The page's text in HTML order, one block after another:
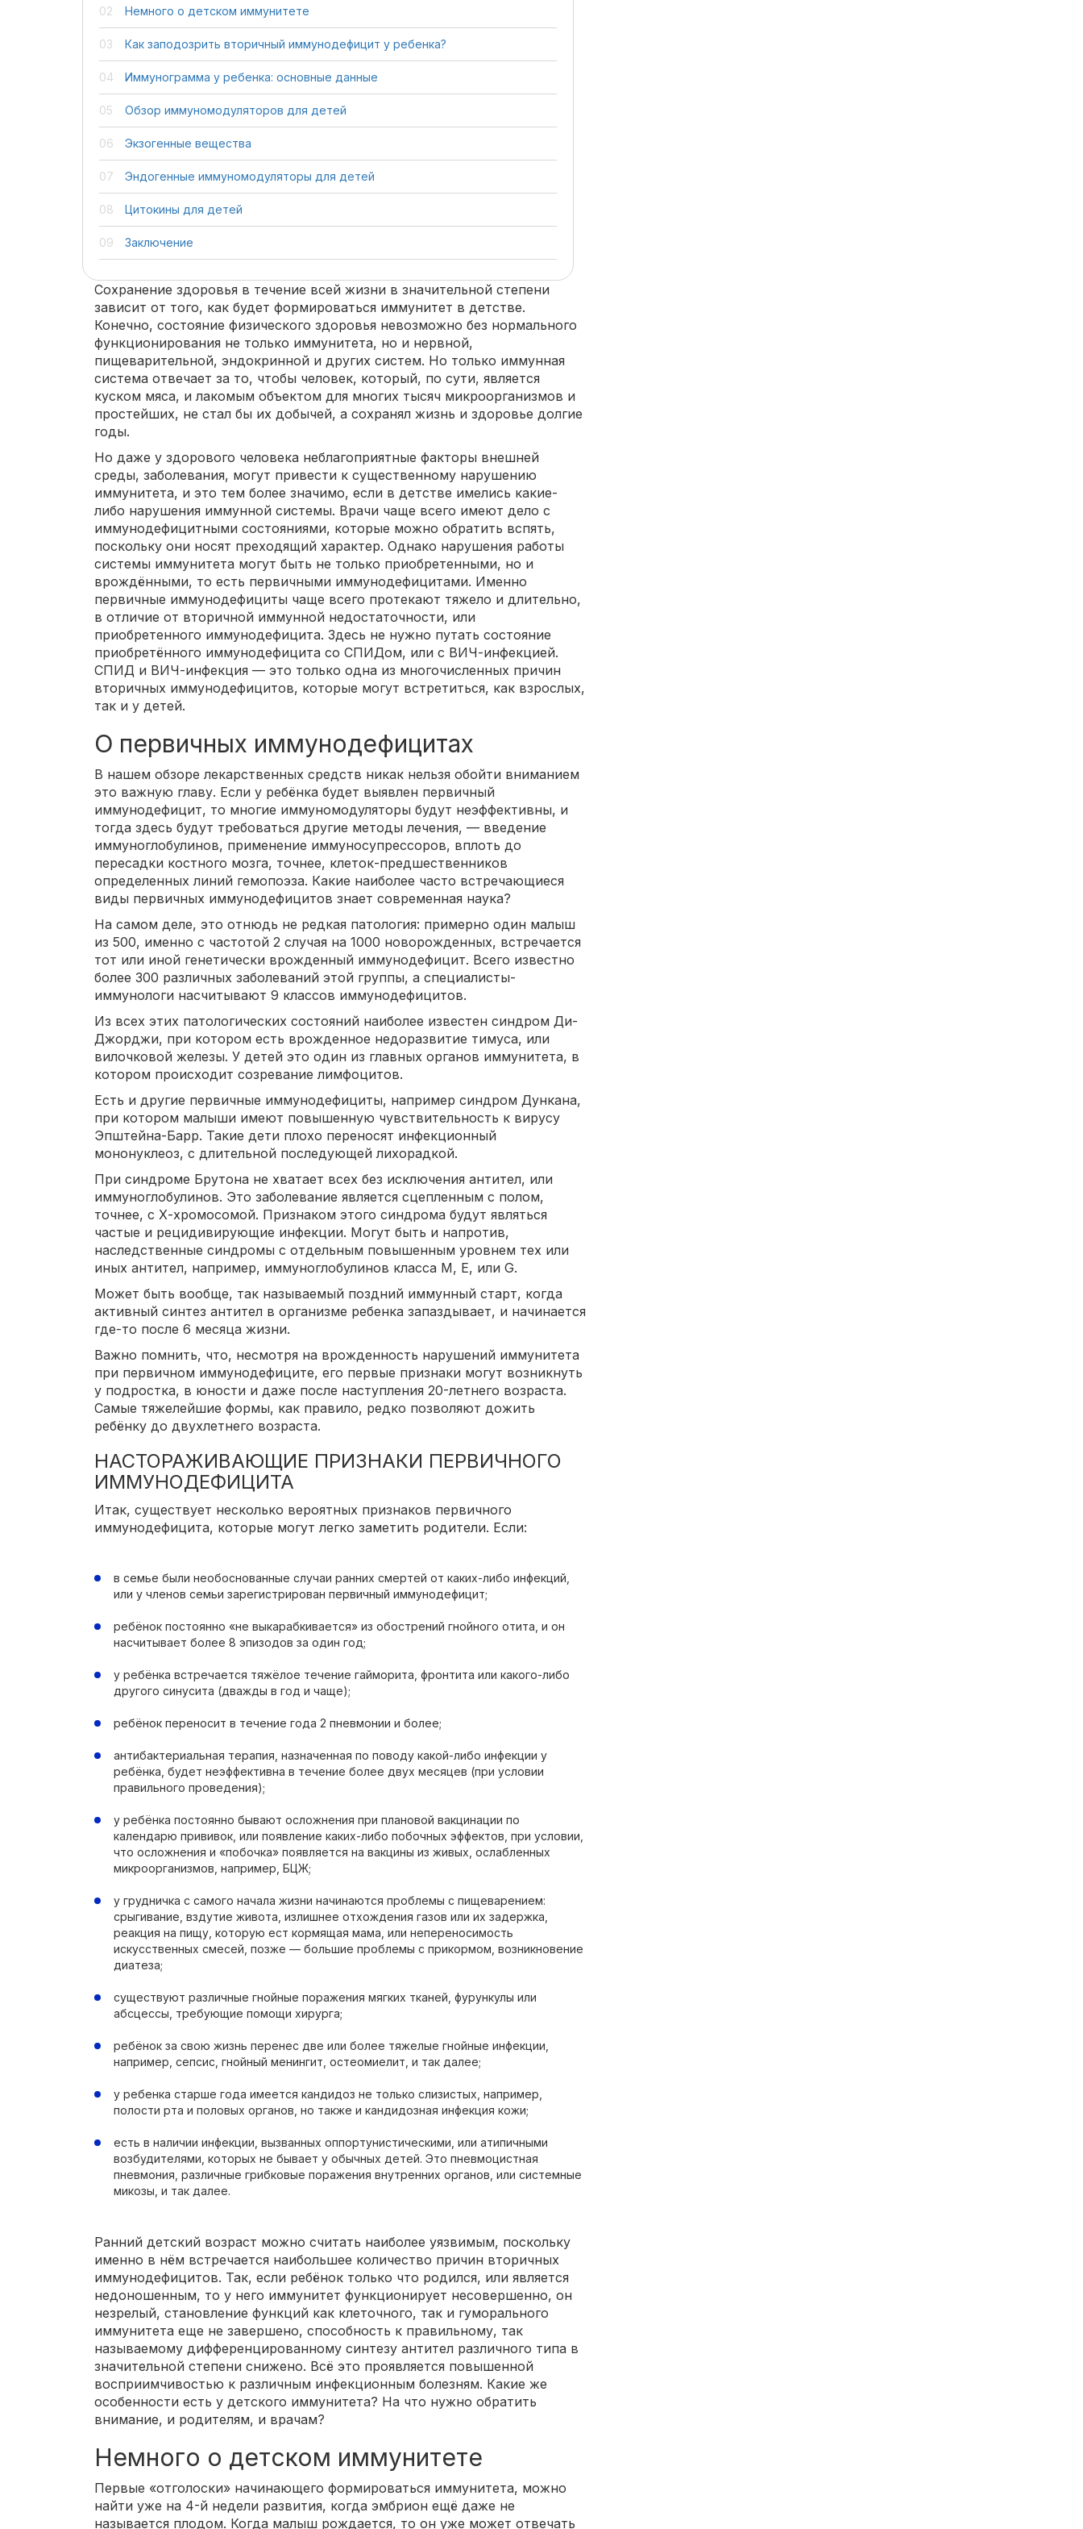
Немного о детском иммунитете
Как заподозрить вторичный иммунодефицит у ребенка?
Иммунограмма у ребенка: основные данные
Обзор иммуномодуляторов для детей
Экзогенные вещества
Эндогенные иммуномодуляторы для детей
Цитокины для детей
Заключение
Сохранение здоровья в течение всей жизни в значительной степени
зависит от того, как будет формироваться иммунитет в детстве.
Конечно, состояние физического здоровья невозможно без нормального
функционирования не только иммунитета, но и нервной,
пищеварительной, эндокринной и других систем. Но только иммунная
система отвечает за то, чтобы человек, который, по сути, является
куском мяса, и лакомым объектом для многих тысяч микроорганизмов и
простейших, не стал бы их добычей, а сохранял жизнь и здоровье долгие
годы.
Но даже у здорового человека неблагоприятные факторы внешней
среды, заболевания, могут привести к существенному нарушению
иммунитета, и это тем более значимо, если в детстве имелись какие-
либо нарушения иммунной системы. Врачи чаще всего имеют дело с
иммунодефицитными состояниями, которые можно обратить вспять,
поскольку они носят преходящий характер. Однако нарушения работы
системы иммунитета могут быть не только приобретенными, но и
врождёнными, то есть первичными иммунодефицитами. Именно
первичные иммунодефициты чаще всего протекают тяжело и длительно,
в отличие от вторичной иммунной недостаточности, или
приобретенного иммунодефицита. Здесь не нужно путать состояние
приобретённого иммунодефицита со СПИДом, или с ВИЧ-инфекцией.
СПИД и ВИЧ-инфекция — это только одна из многочисленных причин
вторичных иммунодефицитов, которые могут встретиться, как взрослых,
так и у детей.
О первичных иммунодефицитах
В нашем обзоре лекарственных средств никак нельзя обойти вниманием
это важную главу. Если у ребёнка будет выявлен первичный
иммунодефицит, то многие иммуномодуляторы будут неэффективны, и
тогда здесь будут требоваться другие методы лечения, — введение
иммуноглобулинов, применение иммуносупрессоров, вплоть до
пересадки костного мозга, точнее, клеток-предшественников
определенных линий гемопоэза. Какие наиболее часто встречающиеся
виды первичных иммунодефицитов знает современная наука?
На самом деле, это отнюдь не редкая патология: примерно один малыш
из 500, именно с частотой 2 случая на 1000 новорожденных, встречается
тот или иной генетически врожденный иммунодефицит. Всего известно
более 300 различных заболеваний этой группы, а специалисты-
иммунологи насчитывают 9 классов иммунодефицитов.
Из всех этих патологических состояний наиболее известен синдром Ди-
Джорджи, при котором есть врожденное недоразвитие тимуса, или
вилочковой железы. У детей это один из главных органов иммунитета, в
котором происходит созревание лимфоцитов.
Есть и другие первичные иммунодефициты, например синдром Дункана,
при котором малыши имеют повышенную чувствительность к вирусу
Эпштейна-Барр. Такие дети плохо переносят инфекционный
мононуклеоз, с длительной последующей лихорадкой.
При синдроме Брутона не хватает всех без исключения антител, или
иммуноглобулинов. Это заболевание является сцепленным с полом,
точнее, с Х-хромосомой. Признаком этого синдрома будут являться
частые и рецидивирующие инфекции. Могут быть и напротив,
наследственные синдромы с отдельным повышенным уровнем тех или
иных антител, например, иммуноглобулинов класса М, Е, или G.
Может быть вообще, так называемый поздний иммунный старт, когда
активный синтез антител в организме ребенка запаздывает, и начинается
где-то после 6 месяца жизни.
Важно помнить, что, несмотря на врожденность нарушений иммунитета
при первичном иммунодефиците, его первые признаки могут возникнуть
у подростка, в юности и даже после наступления 20-летнего возраста.
Самые тяжелейшие формы, как правило, редко позволяют дожить
ребёнку до двухлетнего возраста.
НАСТОРАЖИВАЮЩИЕ ПРИЗНАКИ ПЕРВИЧНОГО
ИММУНОДЕФИЦИТА
Итак, существует несколько вероятных признаков первичного
иммунодефицита, которые могут легко заметить родители. Если:
в семье были необоснованные случаи ранних смертей от каких-либо инфекций,
или у членов семьи зарегистрирован первичный иммунодефицит;
ребёнок постоянно «не выкарабкивается» из обострений гнойного отита, и он
насчитывает более 8 эпизодов за один год;
у ребёнка встречается тяжёлое течение гайморита, фронтита или какого-либо
другого синусита (дважды в год и чаще);
ребёнок переносит в течение года 2 пневмонии и более;
антибактериальная терапия, назначенная по поводу какой-либо инфекции у
ребёнка, будет неэффективна в течение более двух месяцев (при условии
правильного проведения);
у ребёнка постоянно бывают осложнения при плановой вакцинации по
календарю прививок, или появление каких-либо побочных эффектов, при условии,
что осложнения и «побочка» появляется на вакцины из живых, ослабленных
микроорганизмов, например, БЦЖ;
у грудничка с самого начала жизни начинаются проблемы с пищеварением:
срыгивание, вздутие живота, излишнее отхождения газов или их задержка,
реакция на пищу, которую ест кормящая мама, или непереносимость
искусственных смесей, позже — большие проблемы с прикормом, возникновение
диатеза;
существуют различные гнойные поражения мягких тканей, фурункулы или
абсцессы, требующие помощи хирурга;
ребёнок за свою жизнь перенес две или более тяжелые гнойные инфекции,
например, сепсис, гнойный менингит, остеомиелит, и так далее;
у ребенка старше года имеется кандидоз не только слизистых, например,
полости рта и половых органов, но также и кандидозная инфекция кожи;
есть в наличии инфекции, вызванных оппортунистическими, или атипичными
возбудителями, которых не бывает у обычных детей. Это пневмоцистная
пневмония, различные грибковые поражения внутренних органов, или системные
микозы, и так далее.
Ранний детский возраст можно считать наиболее уязвимым, поскольку
именно в нём встречается наибольшее количество причин вторичных
иммунодефицитов. Так, если ребёнок только что родился, или является
недоношенным, то у него иммунитет функционирует несовершенно, он
незрелый, становление функций как клеточного, так и гуморального
иммунитета еще не завершено, способность к правильному, так
называемому дифференцированному синтезу антител различного типа в
значительной степени снижено. Всё это проявляется повышенной
восприимчивостью к различным инфекционным болезням. Какие же
особенности есть у детского иммунитета? На что нужно обратить
внимание, и родителям, и врачам?
Немного о детском иммунитете
Первые «отголоски» начинающего формироваться иммунитета, можно
найти уже на 4-й недели развития, когда эмбрион ещё даже не
называется плодом. Когда малыш рождается, то он уже может отвечать